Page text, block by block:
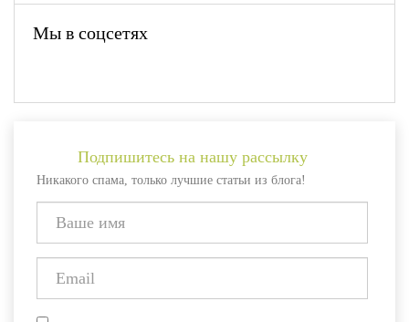
Мы в соцсетях
Подпишитесь на нашу рассылку
Никакого спама, только лучшие статьи из блога!